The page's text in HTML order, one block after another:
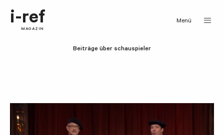
i-ref
MAGAZIN
Menü
Beiträge über schauspieler